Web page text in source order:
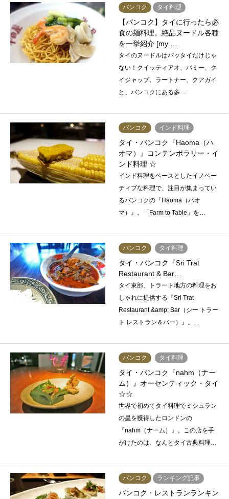
バンコク タイ料理
【バンコク】タイに行ったら必
食の麺料理。絶品ヌードル各種
を一挙紹介 [my …
タイのヌードルはパッタイだけじゃ
ない！クイッティアオ、バミー、ク
イジャップ、ラートナー、クアガイ
と、バンコクにある多…
バンコク インド料理
タイ・バンコク『Haoma（ハ
オマ）』コンテンポラリー・イ
ンド料理 ☆
インド料理をベースとしたイノベー
ティブな料理で、注目が集まってい
るバンコクの『Haoma（ハオ
マ）』。「Farm to Table」を…
バンコク タイ料理
タイ・バンコク『Sri Trat
Restaurant & Bar…
タイ東部、トラート地方の料理をお
しゃれに提供する『Sri Trat
Restaurant &amp; Bar（シー トラー
ト レストラン＆バー）』。…
バンコク タイ料理
タイ・バンコク『nahm（ナー
ム）』オーセンティック・タイ
☆☆
世界で初めてタイ料理でミシュラン
の星を獲得したロンドンの
『nahm（ナーム）』。この店を手
がけたのは、なんとタイ古典料理…
バンコク ランキング記事
バンコク・レストランランキン